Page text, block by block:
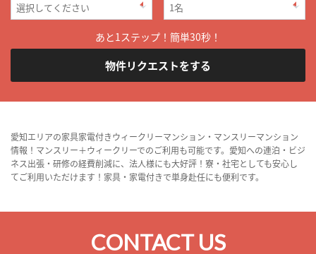
あと1ステップ！簡単30秒！
物件リクエストをする
愛知エリアの家具家電付きウィークリーマンション・マンスリーマンション
情報！マンスリー＋ウィークリーでのご利用も可能です。愛知への連泊・ビジ
ネス出張・研修の経費削減に、法人様にも大好評！寮・社宅としても安心し
てご利用いただけます！家具・家電付きで単身赴任にも便利です。
CONTACT US